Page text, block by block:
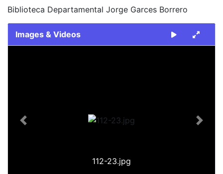
Biblioteca Departamental Jorge Garces Borrero
Images & Videos
112-23.jpg
Previous Next